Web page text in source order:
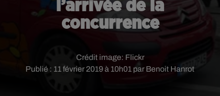
l’arrivée de la
concurrence
Publié : 11 février 2019 à 10h01 par Benoit Hanrot
Crédit image: Flickr